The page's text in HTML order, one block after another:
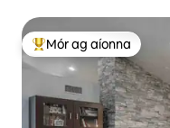
An-mhór ag aíonna
Mór ag aíonna